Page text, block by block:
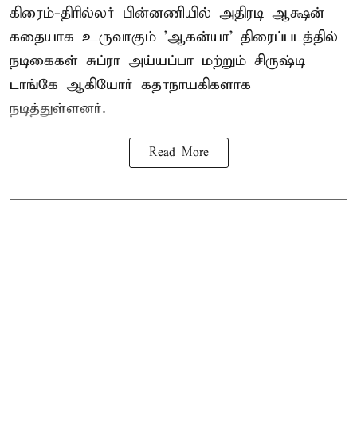
கிரைம்-திரில்லர் பின்னணியில் அதிரடி ஆக்ஷன்
கதையாக உருவாகும் 'ஆகன்யா' திரைப்படத்தில்
நடிகைகள் சுப்ரா அய்யப்பா மற்றும் சிருஷ்டி
டாங்கே ஆகியோர் கதாநாயகிகளாக
நடித்துள்ளனர்.
Read More